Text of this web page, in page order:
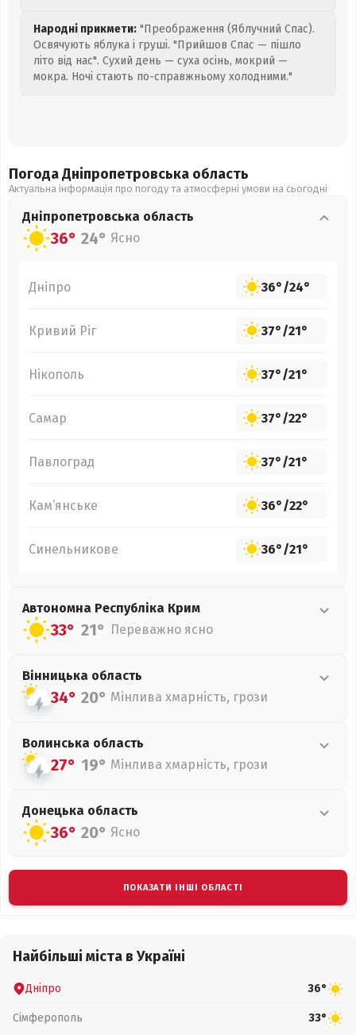
Народні прикмети: "Преображення (Яблучний Спас).
Освячують яблука і груші. "Прийшов Спас — пішло
літо від нас". Сухий день — суха осінь, мокрий —
мокра. Ночі стають по-справжньому холодними."
Погода Дніпропетровська область
Актуальна інформація про погоду та атмосферні умови на сьогодні
Дніпропетровська область
36° 24° Ясно
Дніпро 36°/24°
Кривий Ріг 37°/21°
Нікополь 37°/21°
Самар 37°/22°
Павлоград 37°/21°
Кам’янське 36°/22°
Синельникове 36°/21°
Автономна Республіка Крим
33° 21° Переважно ясно
Вінницька область
34° 20° Мінлива хмарність, грози
Волинська область
27° 19° Мінлива хмарність, грози
Донецька область
36° 20° Ясно
ПОКАЗАТИ ІНШІ ОБЛАСТІ
Найбільші міста в Україні
Дніпро 36°
Сімферополь 33°